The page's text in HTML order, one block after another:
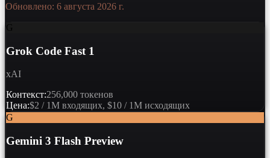
Обновлено: 6 августа 2026 г.
G
Grok Code Fast 1
xAI
Контекст:256,000 токенов
Цена:$2 / 1M входящих, $10 / 1M исходящих
G
Gemini 3 Flash Preview